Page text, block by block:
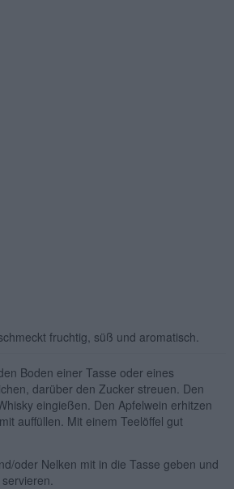
fruchtig, süß und aromatisch.
Boden einer Tasse oder eines
darüber den Zucker streuen. Den
eingießen. Den Apfelwein erhitzen
auffüllen. Mit einem Teelöffel gut
oder Nelken mit in die Tasse geben und